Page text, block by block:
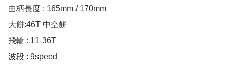
曲柄長度 : 165mm / 170mm
大餅:46T 中空餅
飛輪 : 11-36T
波段 : 9speed